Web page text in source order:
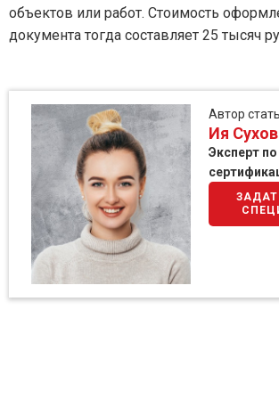
объектов или работ. Стоимость
документа тогда составляет 25 тысяч
Автор
Ия
Эксперт по